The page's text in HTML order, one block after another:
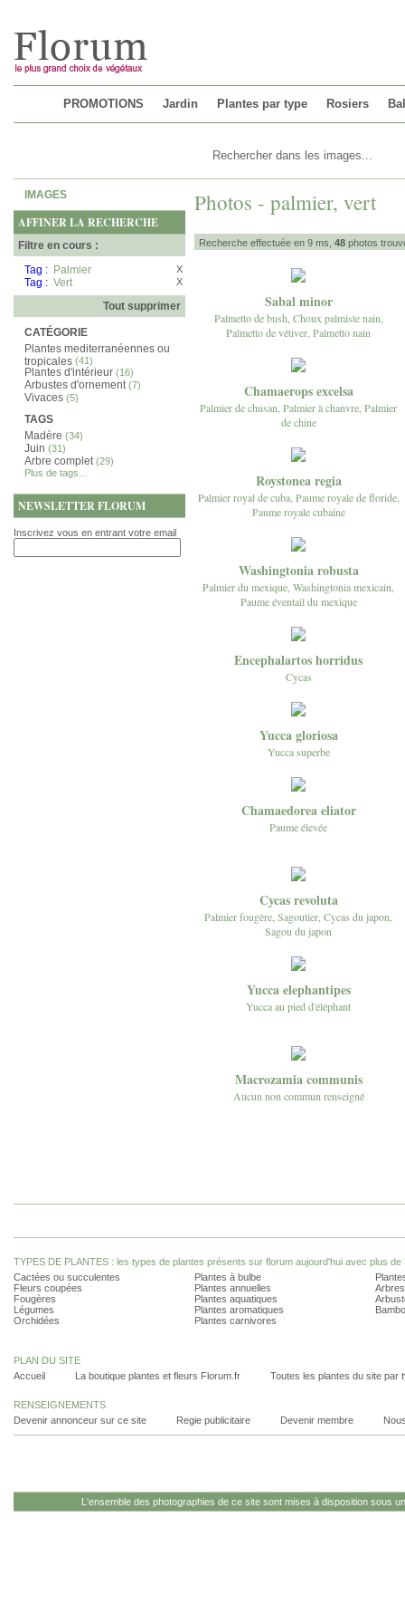
PROMOTIONS Jardin Plantes par type Rosiers
IMAGES
AFFINER LA RECHERCHE
Filtre en cours :
Tag : Palmier X
Tag : Vert X
Tout supprimer
CATÉGORIE
Plantes mediterranéennes ou
tropicales (41)
Plantes d'intérieur (16)
Arbustes d'ornement (7)
Vivaces (5)
TAGS
Madère (34)
Juin (31)
Arbre complet (29)
Plus de tags...
NEWSLETTER FLORUM
Inscrivez vous en entrant votre email
Photos - palmier, vert
Recherche effectuée en 9 ms, 48 photos
Sabal minor
Palmetto de bush, Choux palmiste nain,
Palmetto de vétiver, Palmetto nain
Chamaerops excelsa
Palmier de chusan, Palmier à chanvre, Palmier
de chine
Roystonea regia
Palmier royal de cuba, Paume royale de floride,
Paume royale cubaine
Washingtonia robusta
Palmier du mexique, Washingtonia mexicain,
Paume éventail du mexique
Encephalartos horridus
Cycas
Yucca gloriosa
Yucca superbe
Chamaedorea eliator
Paume élevée
Cycas revoluta
Palmier fougère, Sagoutier, Cycas du japon,
Sagou du japon
Yucca elephantipes
Yucca au pied d'éléphant
Macrozamia communis
Aucun non commun renseigné
TYPES DE PLANTES : les types de plantes présents sur florum aujourd'hui avec plus de
Cactées ou succulentes
Fleurs coupées
Fougères
Légumes
Orchidées
Plantes à bulbe
Plantes annuelles
Plantes aquatiques
Plantes aromatiques
Plantes carnivores
PLAN DU SITE
Accueil
La boutique plantes et fleurs Florum.fr Toutes les plantes du site par
RENSEIGNEMENTS
Devenir annonceur sur ce site
Regie publicitaire Devenir membre
L'ensemble des photographies de ce site sont mises à disposition sous